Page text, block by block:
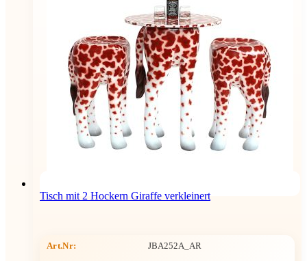
Tisch mit 2 Hockern Giraffe verkleinert
Art.Nr: JBA252A_AR